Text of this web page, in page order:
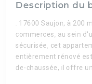
Description du
: 17600 Saujon, à 200
commerces, au sein
sécurisée, cet
entièrement rénové
de-chaussée, il offre